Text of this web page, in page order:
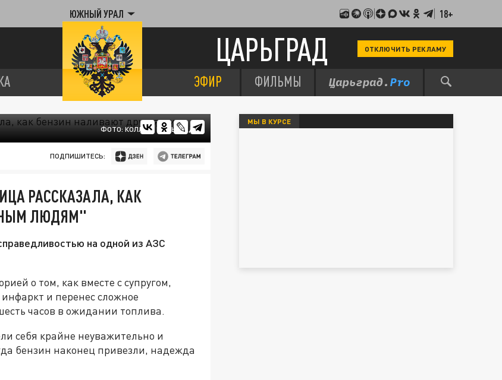
ЮЖНЫЙ УРАЛ 18+
ЦАРЬГРАД ОТКЛЮЧИТЬ РЕКЛАМУ
ЭФИР ФИЛЬМЫ
ФОТО: КОЛЛАЖ ЦАРЬГРАДА
ПОДПИШИТЕСЬ:
РАССКАЗАЛА, КАК
ЛЮДЯМ"
на одной из АЗС
о том, как вместе с супругом,
и перенес сложное
часов в ожидании топлива.
себя крайне неуважительно и
бензин наконец привезли, надежда
МЫ В КУРСЕ